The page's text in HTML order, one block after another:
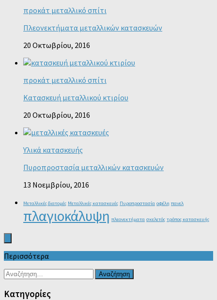
προκάτ μεταλλικό σπίτι
Πλεονεκτήματα μεταλλικών κατασκευών
20 Οκτωβρίου, 2016
προκάτ μεταλλικό σπίτι
Κατασκευή μεταλλικού κτιρίου
20 Οκτωβρίου, 2016
Υλικά κατασκευής
Πυροπροστασία μεταλλικών κατασκευών
13 Νοεμβρίου, 2016
Μεταλλικές διατομές Μεταλλικές κατασκευές Πυροπροστασία οφέλη πανελ
πλαγιοκάλυψη πλεονεκτήματα σκελετός τρόπος κατασκευής
Περισσότερα
Αναζήτηση
για:
Kατηγορίες